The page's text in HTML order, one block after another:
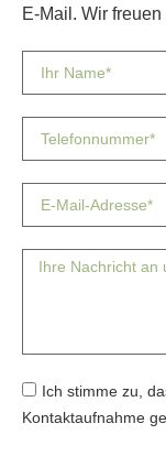
E-Mail. Wir
Ich stimme zu,
Kontaktaufnahme